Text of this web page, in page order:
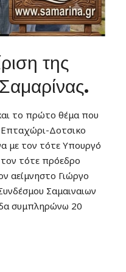
της
το πρώτο θέμα που
Δοτσικο
με τον τότε Υπουργό
τότε πρόεδρο
αείμνηστο Γιώργο
Σαμαιναιων
συμπληρώνω 20